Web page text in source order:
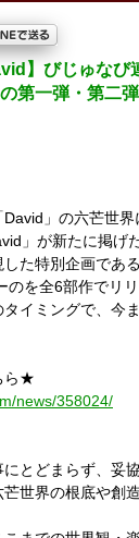
】びじゅな
第一弾・第二
」の六芒世界
」が新たに掲げ
た特別企画である
のを全6部作でリ
イミングで、今
ら★
news/358024/
とどまらず、妥
世界の根底や創